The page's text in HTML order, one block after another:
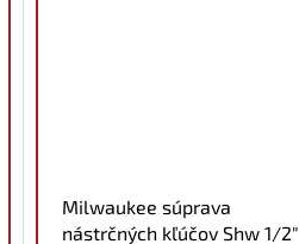
Milwaukee súprava
nástrčných kľúčov Shw 1/2"